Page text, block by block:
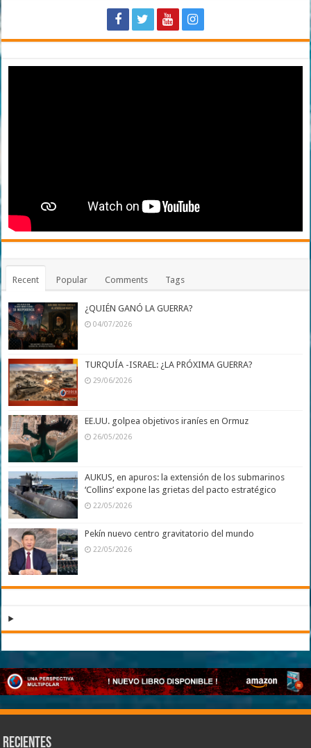
Recent Popular Comments Tags
¿QUIÉN GANÓ LA GUERRA?
04/07/2026
TURQUÍA -ISRAEL: ¿LA PRÓXIMA GUERRA?
29/06/2026
EE.UU. golpea objetivos iraníes en Ormuz
26/05/2026
AUKUS, en apuros: la extensión de los submarinos
‘Collins’ expone las grietas del pacto estratégico
22/05/2026
Pekín nuevo centro gravitatorio del mundo
22/05/2026
Recientes